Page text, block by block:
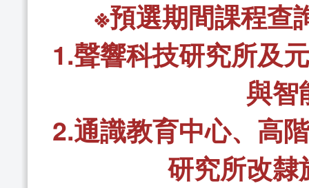
※預選期間課程查
1.聲響科技研究所及
與智
2.通識教育中心、高
研究所改隸